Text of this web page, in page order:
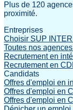
Plus de 120
proximité.
Entreprises
Choisir SUP
Toutes nos
Recrutement en
Recrutement en
Candidats
Offres d'emploi en
Offres d'emploi en
Offres d'emploi en